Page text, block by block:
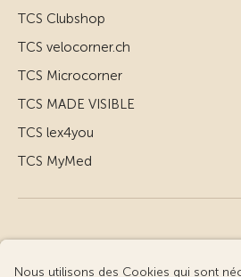
TCS Clubshop
TCS velocorner.ch
TCS Microcorner
TCS MADE VISIBLE
TCS lex4you
TCS MyMed